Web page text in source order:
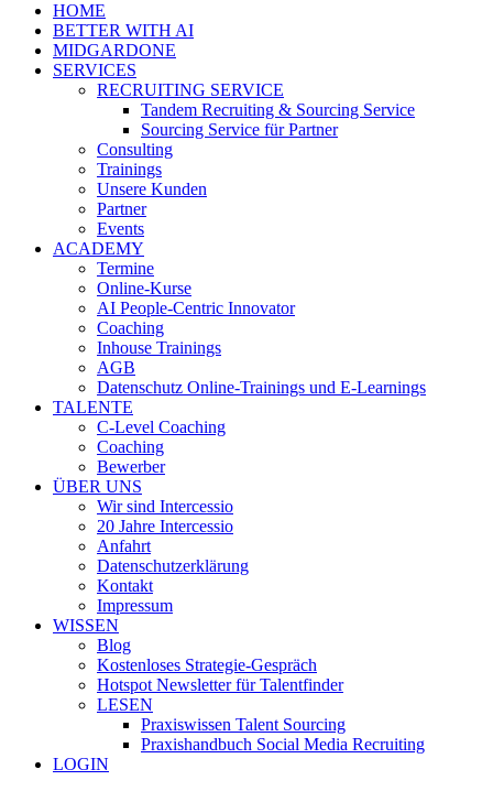
HOME
BETTER WITH AI
MIDGARDONE
SERVICES
RECRUITING SERVICE
Tandem Recruiting & Sourcing Service
Sourcing Service für Partner
Consulting
Trainings
Unsere Kunden
Partner
Events
ACADEMY
Termine
Online-Kurse
AI People-Centric Innovator
Coaching
Inhouse Trainings
AGB
Datenschutz Online-Trainings und E-Learnings
TALENTE
C-Level Coaching
Coaching
Bewerber
ÜBER UNS
Wir sind Intercessio
20 Jahre Intercessio
Anfahrt
Datenschutzerklärung
Kontakt
Impressum
WISSEN
Blog
Kostenloses Strategie-Gespräch
Hotspot Newsletter für Talentfinder
LESEN
Praxiswissen Talent Sourcing
Praxishandbuch Social Media Recruiting
LOGIN